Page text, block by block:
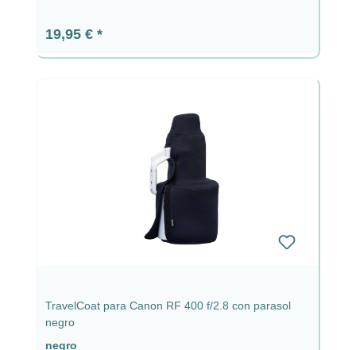
Precio normal:
19,95 €
TravelCoat para Canon RF 400 f/2.8 con parasol
negro
negro